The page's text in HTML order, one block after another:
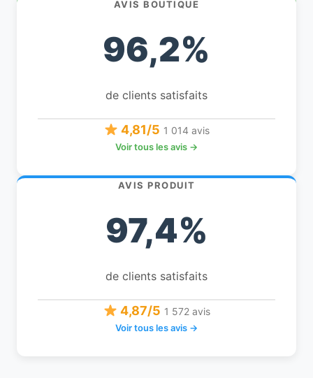
AVIS BOUTIQUE
96,2%
de clients satisfaits
4,81/5 1 014 avis
Voir tous les avis →
AVIS PRODUIT
97,4%
de clients satisfaits
4,87/5 1 572 avis
Voir tous les avis →